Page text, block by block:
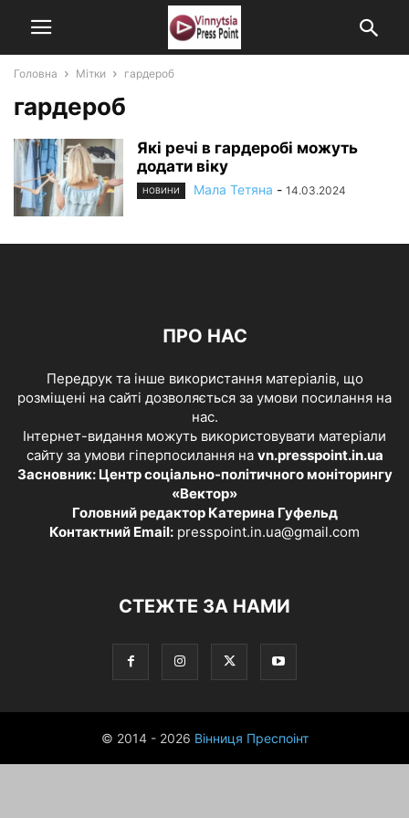
Головна Мітки гардероб
гардероб
Які речі в гардеробі можуть
додати віку
НОВИНИ Мала Тетяна - 14.03.2024
ПРО НАС
Передрук та інше використання матеріалів, що
розміщені на сайті дозволяється за умови посилання на
нас.
Інтернет-видання можуть використовувати матеріали
сайту за умови гіперпосилання на vn.presspoint.in.ua
Засновник: Центр соціально-політичного моніторингу
«Вектор»
Головний редактор Катерина Гуфельд
Контактний Email: presspoint.in.ua@gmail.com
СТЕЖТЕ ЗА НАМИ
© 2014 - 2026 Вінниця Преспоінт